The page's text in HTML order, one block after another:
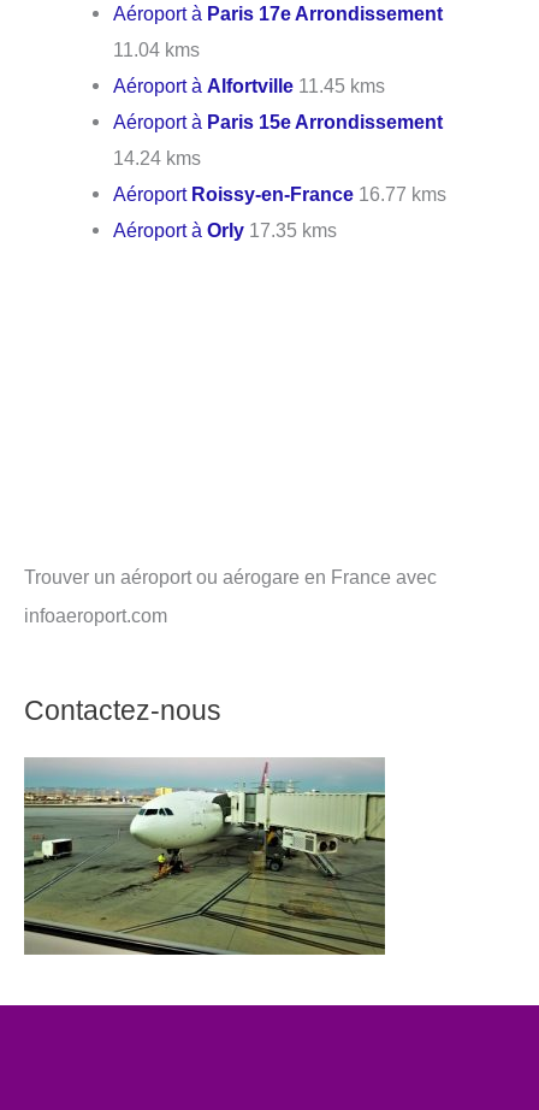
Aéroport à Paris 17e Arrondissement
11.04 kms
Aéroport àAlfortville 11.45 kms
Aéroport à Paris 15e Arrondissement
14.24 kms
Aéroport Roissy-en-France 16.77 kms
Aéroport àOrly 17.35 kms
Trouver un aéroport ou aérogare en France avec
infoaeroport.com
Contactez-nous